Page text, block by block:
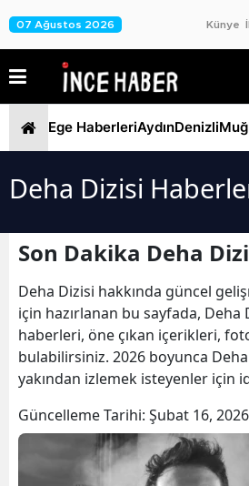
07 Ağustos 2026 Künye
Ege HaberleriAydınDenizli
Deha Dizisi
Son Dakika Deha
Deha Dizisi hakkında güncel
için hazırlanan bu sayfada, Deha
haberleri, öne çıkan içerikleri,
bulabilirsiniz. 2026 boyunca
yakından izlemek isteyenler için
Güncelleme Tarihi: Şubat 16,